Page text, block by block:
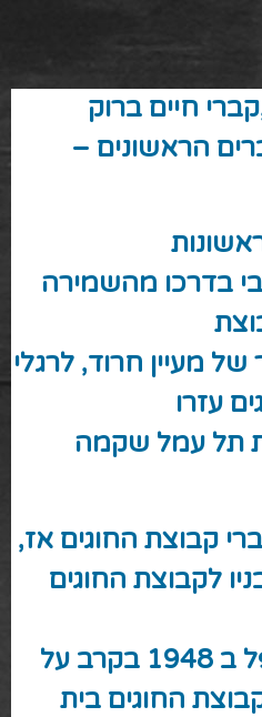
חיים ברוק
הראשונים –
בדרכו מהשמירה
מעיין חרוד, לרגלי
עזרו
תל עמל שקמה
קבוצת החוגים אז,
לקבוצת החוגים
ה 9, אריק. אותו אריק שנפל ב 1948 בקרב על
החוגים בית